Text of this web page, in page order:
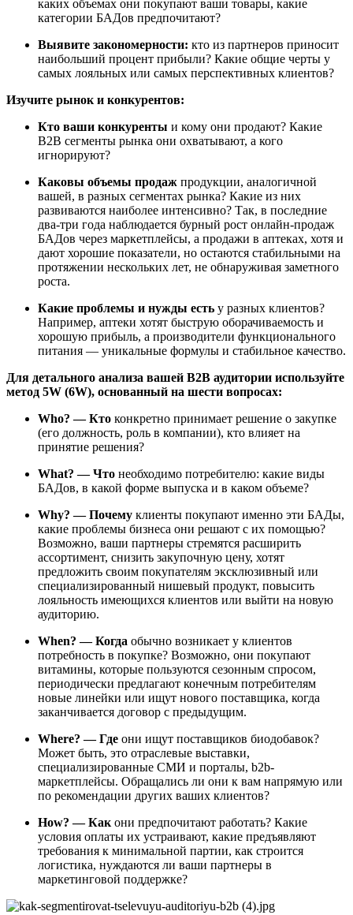
каких объемах они покупают ваши товары, какие
категории БАДов предпочитают?
Выявите закономерности: кто из партнеров приносит
наибольший процент прибыли? Какие общие черты у
самых лояльных или самых перспективных клиентов?
Изучите рынок и конкурентов:
Кто ваши конкуренты и кому они продают? Какие
В2В сегменты рынка они охватывают, а кого
игнорируют?
Каковы объемы продаж продукции, аналогичной
вашей, в разных сегментах рынка? Какие из них
развиваются наиболее интенсивно? Так, в последние
два-три года наблюдается бурный рост онлайн-продаж
БАДов через маркетплейсы, а продажи в аптеках, хотя и
дают хорошие показатели, но остаются стабильными на
протяжении нескольких лет, не обнаруживая заметного
роста.
Какие проблемы и нужды есть у разных клиентов?
Например, аптеки хотят быструю оборачиваемость и
хорошую прибыль, а производители функционального
питания — уникальные формулы и стабильное качество.
Для детального анализа вашей В2В аудитории используйте
метод 5W (6W), основанный на шести вопросах:
Who? — Кто конкретно принимает решение о закупке
(его должность, роль в компании), кто влияет на
принятие решения?
What? — Что необходимо потребителю: какие виды
БАДов, в какой форме выпуска и в каком объеме?
Why? — Почему клиенты покупают именно эти БАДы,
какие проблемы бизнеса они решают с их помощью?
Возможно, ваши партнеры стремятся расширить
ассортимент, снизить закупочную цену, хотят
предложить своим покупателям эксклюзивный или
специализированный нишевый продукт, повысить
лояльность имеющихся клиентов или выйти на новую
аудиторию.
When? — Когда обычно возникает у клиентов
потребность в покупке? Возможно, они покупают
витамины, которые пользуются сезонным спросом,
периодически предлагают конечным потребителям
новые линейки или ищут нового поставщика, когда
заканчивается договор с предыдущим.
Where? — Где они ищут поставщиков биодобавок?
Может быть, это отраслевые выставки,
специализированные СМИ и порталы, b2b-
маркетплейсы. Обращались ли они к вам напрямую или
по рекомендации других ваших клиентов?
How? — Какони предпочитают работать? Какие
условия оплаты их устраивают, какие предъявляют
требования к минимальной партии, как строится
логистика, нуждаются ли ваши партнеры в
маркетинговой поддержке?